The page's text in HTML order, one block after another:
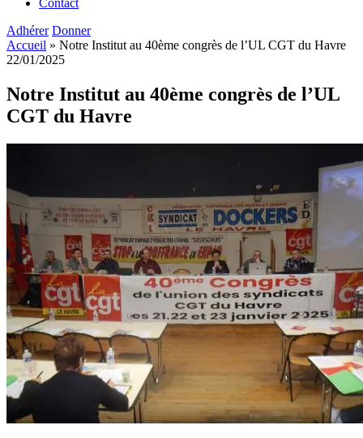
Contact
Adhérer Donner
Accueil » Notre Institut au 40ème congrès de l’UL CGT du Havre
22/01/2025
Notre Institut au 40ème congrès de l’UL
CGT du Havre